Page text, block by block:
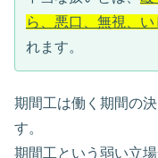
ら、悪口、無視、
れます。
期間工は働く期間の
す。
期間工という弱い立